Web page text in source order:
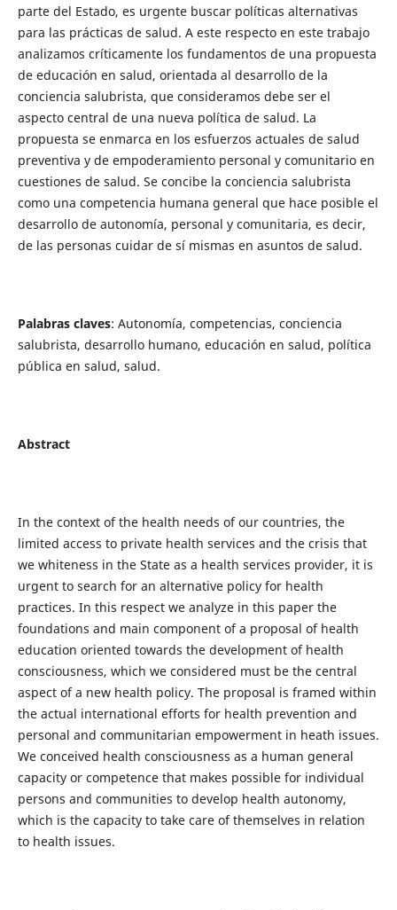
parte del Estado, es urgente buscar políticas alternativas
para las prácticas de salud. A este respecto en este trabajo
analizamos críticamente los fundamentos de una propuesta
de educación en salud, orientada al desarrollo de la
conciencia salubrista, que consideramos debe ser el
aspecto central de una nueva política de salud. La
propuesta se enmarca en los esfuerzos actuales de salud
preventiva y de empoderamiento personal y comunitario en
cuestiones de salud. Se concibe la conciencia salubrista
como una competencia humana general que hace posible el
desarrollo de autonomía, personal y comunitaria, es decir,
de las personas cuidar de sí mismas en asuntos de salud.
Palabras claves: Autonomía, competencias, conciencia
salubrista, desarrollo humano, educación en salud, política
pública en salud, salud.
Abstract
In the context of the health needs of our countries, the
limited access to private health services and the crisis that
we whiteness in the State as a health services provider, it is
urgent to search for an alternative policy for health
practices. In this respect we analyze in this paper the
foundations and main component of a proposal of health
education oriented towards the development of health
consciousness, which we considered must be the central
aspect of a new health policy. The proposal is framed within
the actual international efforts for health prevention and
personal and communitarian empowerment in heath issues.
We conceived health consciousness as a human general
capacity or competence that makes possible for individual
persons and communities to develop health autonomy,
which is the capacity to take care of themselves in relation
to health issues.